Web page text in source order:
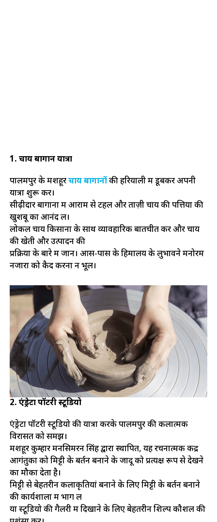
1. चाय बागान यात्रा
पालमपुर के मशहूरचाय बागानोंकी हरियाली में डूबकर अपनी
यात्रा शुरू करें।
सीढ़ीदार बागानों में आराम से टहलें और ताज़ी चाय की पत्तियों की
खुशबू का आनंद लें।
लोकल चाय किसानों के साथ व्यावहारिक बातचीत करें और चाय
की खेती और उत्पादन की
प्रक्रिया के बारे में जानें। आस-पास के हिमालय के लुभावने मनोरम
नजारों को कैद करना न भूलें।
2. एंड्रेटा पॉटरी स्टूडियो
एंड्रेटा पॉटरी स्टूडियो की यात्रा करके पालमपुर की कलात्मक
विरासत को समझें।
मशहूर कुम्हार मनसिमरन सिंह द्वारा स्थापित, यह रचनात्मक केंद्र
आगंतुकों को मिट्टी के बर्तन बनाने के जादू को प्रत्यक्ष रूप से देखने
का मौका देता है।
मिट्टी से बेहतरीन कलाकृतियां बनाने के लिए मिट्टी के बर्तन बनाने
की कार्यशाला में भाग लें
या स्टूडियो की गैलरी में दिखाने के लिए बेहतरीन शिल्प कौशल की